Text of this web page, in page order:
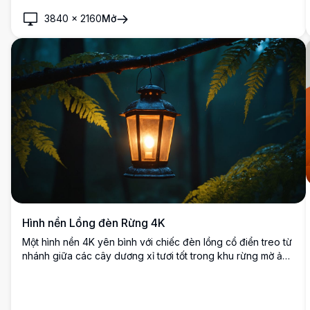
một bầu không khí huyền bí. Hoàn hảo để nâng tầm màn
động và chi tiết phức tạp, tác phẩm nghệ thuật này ghi lại vẻ
đẹp của thiên nhiên và sự yên bình.
3840 × 2160Mở
Hình nền Lồng đèn Rừng 4K
Một hình nền 4K yên bình với chiếc đèn lồng cổ điển treo từ
nhánh giữa các cây dương xỉ tươi tốt trong khu rừng mờ ảo.